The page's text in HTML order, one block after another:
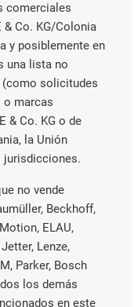
comerciales
& Co. KG/Colonia
y posiblemente en
una lista no
(como solicitudes
o marcas
& Co. KG o de
la Unión
jurisdicciones.
no vende
Beckhoff,
ELAU,
Lenze,
Parker, Bosch
los demás
en este